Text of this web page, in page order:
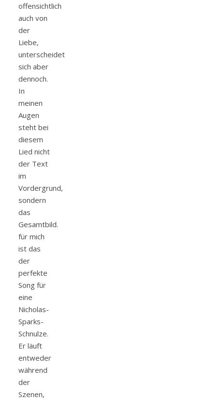
offensichtlich
auch von
der
Liebe,
unterscheidet
sich aber
dennoch.
In
meinen
Augen
steht bei
diesem
Lied nicht
der Text
im
Vordergrund,
sondern
das
Gesamtbild.
für mich
ist das
der
perfekte
Song für
eine
Nicholas-
Sparks-
Schnulze.
Er läuft
entweder
während
der
Szenen,